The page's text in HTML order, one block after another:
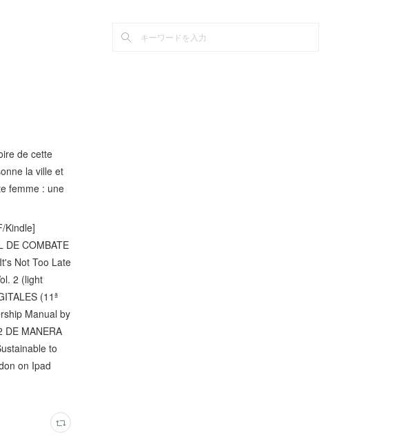
de cette
la ville et
femme : une
Kindle]
DE COMBATE
Not Too Late
2 (light
(11ª
Manual by
DE MANERA
to
on Ipad
(